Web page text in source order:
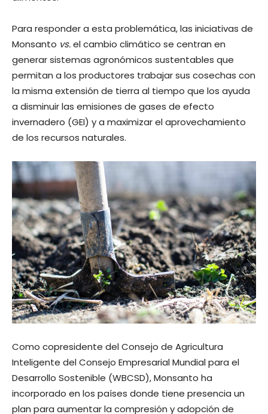
Para responder a esta problemática, las iniciativas de
Monsanto vs.el cambio climático se centran en
generar sistemas agronómicos sustentables que
permitan a los productores trabajar sus cosechas con
la misma extensión de tierra al tiempo que los ayuda
a disminuir las emisiones de gases de efecto
invernadero (GEI) y a maximizar el aprovechamiento
de los recursos naturales.
Como copresidente del Consejo de Agricultura
Inteligente del Consejo Empresarial Mundial para el
Desarrollo Sostenible (WBCSD), Monsanto ha
incorporado en los países donde tiene presencia un
plan para aumentar la compresión y adopción de